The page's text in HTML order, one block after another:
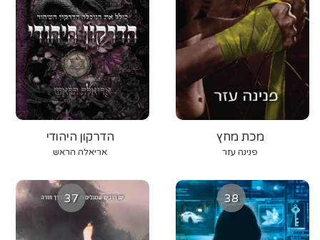
הדרקון היהודי
אריאלה הראש
מכת מחץ
פנינה עזר
37 38